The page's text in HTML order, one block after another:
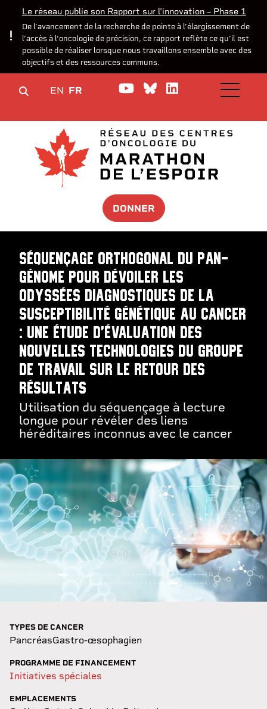
Le réseau publie son Rapport sur l'innovation – Phase 1
De l’avancement de la recherche de pointe à l’élargissement de
l’accès à l’oncologie de précision, ce rapport reflète ce qu’il est
possible de réaliser lorsque nous travaillons ensemble avec des
objectifs et des ressources communs.
EN FR Watch us on YouTube
Join theJoin us onOPEN
DONNER
Séquençage orthogonal du pan-
génome pour dévoiler les
odyssées diagnostiques de la
susceptibilité génétique au cancer
: une étude d'évaluation des
nouvelles technologies du Groupe
de travail sur le retour des
résultats
Utilisation du séquençage à lecture
longue pour révéler des liens
héréditaires inconnus avec le cancer
TYPES DE CANCER
PancréasGastro-œsophagien
PROGRAMME DE FINANCEMENT
Initiatives spéciales
EMPLACEMENTS